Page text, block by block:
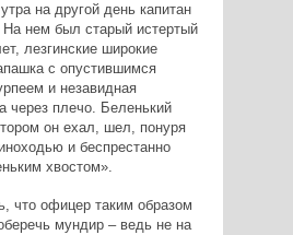
на другой день капитан
На нем был старый истертый
лезгинские широкие
с опустившимся
и незавидная
через плечо. Беленький
он ехал, шел, понуря
и беспрестанно
хвостом».
что офицер таким образом
мундир – ведь не на